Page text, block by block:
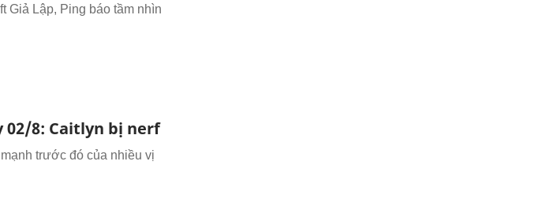
Giả Lập, Ping báo tầm nhìn
02/8: Caitlyn bị nerf
trước đó của nhiều vị